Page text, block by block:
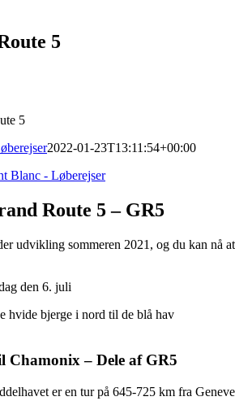
5
5
2022-01-23T13:11:54+00:00
Route 5 – GR5
udvikling sommeren 2021, og du kan nå at
den 6. juli
hvide bjerge i nord til de blå hav
Chamonix – Dele af GR5
er en tur på 645-725 km fra Geneve